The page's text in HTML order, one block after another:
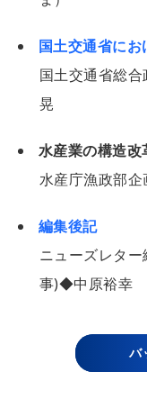
国土交通省に
国土交通省総
晃
水産業の構造
水産庁漁政部
編集後記
ニューズレタ
事)◆中原裕幸
バ